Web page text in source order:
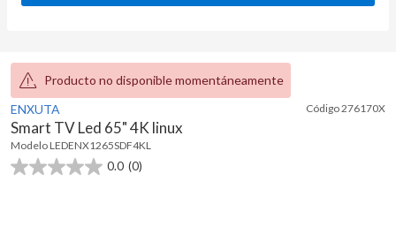
Producto no disponible momentáneamente
ENXUTA
Código276170X
Smart TV Led 65" 4K linux
ModeloLEDENX1265SDF4KL
0.0 (0)
0.0